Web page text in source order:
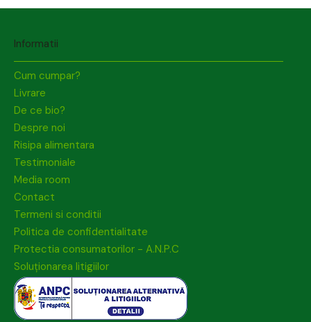
Informatii
Cum cumpar?
Livrare
De ce bio?
Despre noi
Risipa alimentara
Testimoniale
Media room
Contact
Termeni si conditii
Politica de confidentialitate
Protectia consumatorilor - A.N.P.C
Soluționarea litigiilor